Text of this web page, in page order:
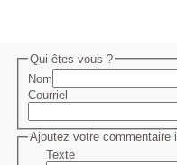
Qui êtes-vous ?
Nom
Courriel
Ajoutez votre commentaire
Texte